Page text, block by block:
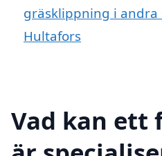
gräsklippning i andra
Hultafors
Vad kan ett